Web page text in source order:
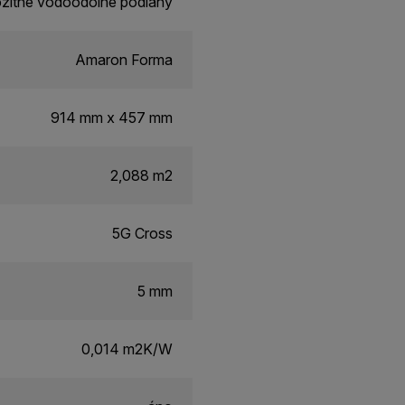
Amaron Forma
914 mm x 457 mm
2,088 m2
5G Cross
5 mm
0,014 m2K/W